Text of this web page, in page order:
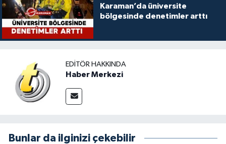
Karaman’da üniversite
bölgesinde denetimler arttı
EDITÖR HAKKINDA
Haber Merkezi
Bunlar da ilginizi çekebilir